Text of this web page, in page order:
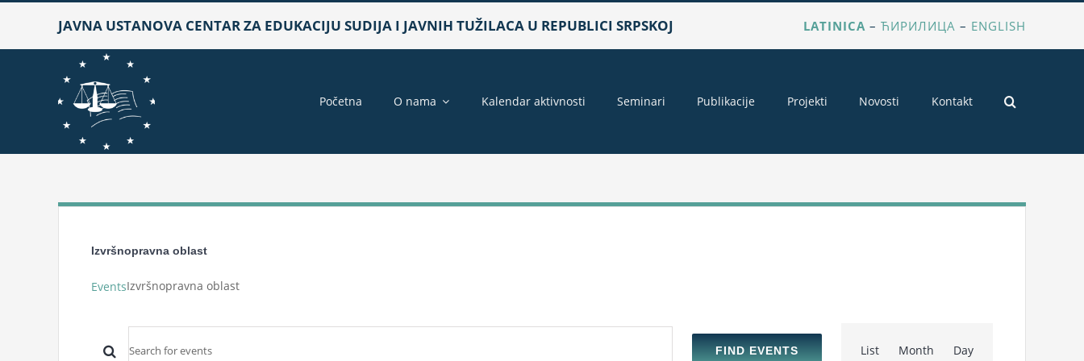
JAVNA USTANOVA CENTAR ZA EDUKACIJU SUDIJA I JAVNIH TUŽILACA U REPUBLICI SRPSKOJ LATINICA –ЋИРИЛИЦА – ENGLISH
Početna O nama Kalendar aktivnosti Seminari Publikacije Projekti Novosti Kontakt
Izvršnopravna oblast
EventsIzvršnopravna oblast
FIND EVENTS List Month Day